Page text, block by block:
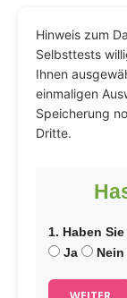
Hinweis zum
Selbsttests
Ihnen
einmaligen
Speicherung
Dritte.
1. Haben
Ja
Nein